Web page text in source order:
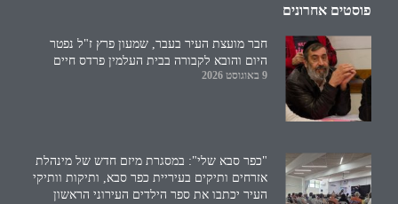
פוסטים אחרונים
חבר מועצת העיר בעבר, שמעון פרץ ז"ל נפטר
היום והובא לקבורה בבית העלמין פרדס חיים
9 באוגוסט 2026
"כפר סבא שלי": במסגרת מיזם חדש של מינהלת
אזרחים ותיקים בעיריית כפר סבא, ותיקות וותיקי
העיר יכתבו את ספר הילדים העירוני הראשון